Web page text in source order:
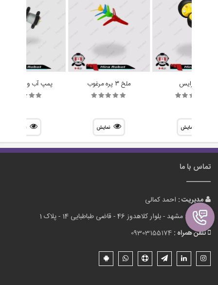
چرخ رایس
نمایش
ملخ 3 پره مرغوب
نمایش
پمپ آب و هوا R385
تماس با ما
مدیریت : احمد کمالی
آدرس : مشهد - بلوار کلاهدوز 46 - قاضی طباطبایی 14 - پلاک 1
تلفن همراه : 09303155174